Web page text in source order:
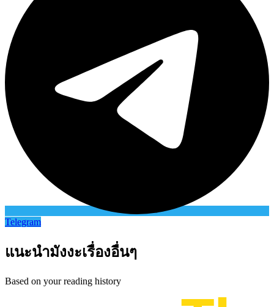
Telegram
แนะนำมังงะเรื่องอื่นๆ
Based on your reading history